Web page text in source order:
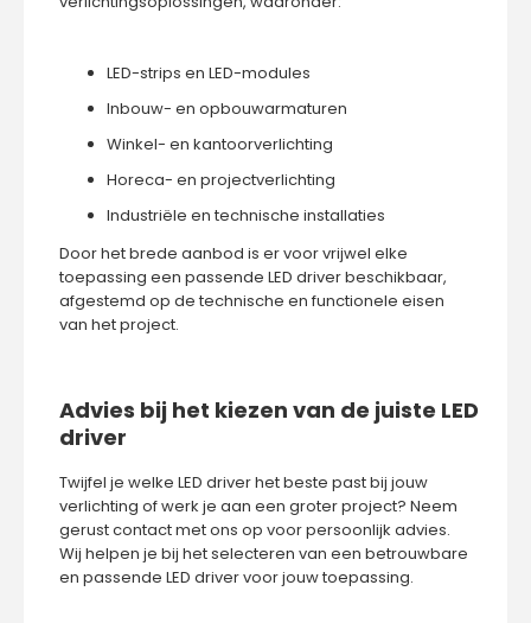
LED-strips en LED-modules
Inbouw- en opbouwarmaturen
Winkel- en kantoorverlichting
Horeca- en projectverlichting
Industriële en technische installaties
Door het brede aanbod is er voor vrijwel elke
toepassing een passende LED driver beschikbaar,
afgestemd op de technische en functionele eisen
van het project.
Advies bij het kiezen van de juiste LED
driver
Twijfel je welke LED driver het beste past bij jouw
verlichting of werk je aan een groter project? Neem
gerustcontactmet ons op voor persoonlijk advies.
Wij helpen je bij het selecteren van een betrouwbare
en passende LED driver voor jouw toepassing.